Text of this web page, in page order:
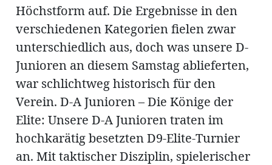
Höchstform auf. Die Ergebnisse in den
verschiedenen Kategorien fielen zwar
unterschiedlich aus, doch was unsere D-
Junioren an diesem Samstag ablieferten,
war schlichtweg historisch für den
Verein. D-A Junioren – Die Könige der
Elite: Unsere D-A Junioren traten im
hochkarätig besetzten D9-Elite-Turnier
an. Mit taktischer Disziplin, spielerischer